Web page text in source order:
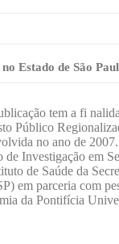
Estado de São
tem a fi
Público
no ano de
de Investigação em
de Saúde da
em parceria com
da Pontifícia